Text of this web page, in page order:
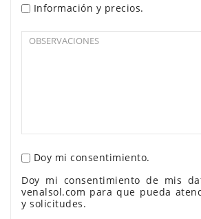
Información y precios.
Doy mi consentimiento.
Doy mi consentimiento de mis
venalsol.com para que pueda
y solicitudes.